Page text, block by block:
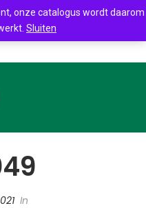
In
onze catalogus wordt daarom
Sluiten